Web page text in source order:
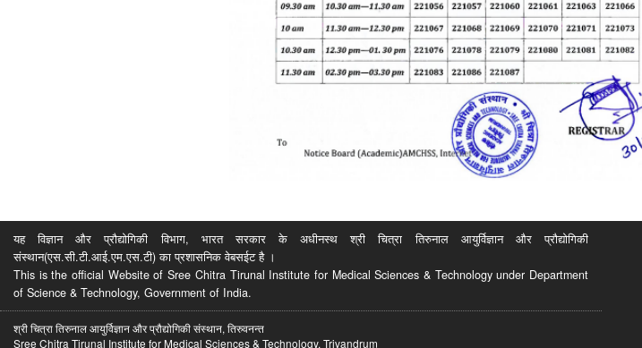
यह विज्ञान और प्रौद्योगिकी विभाग, भारत सरकार के अधीनस्थ श्री चित्रा तिरुनाल आयुर्विज्ञान और प्रौद्योगिकी
संस्थान(एस.सी.टी.आई.एम.एस.टी) का प्रशासनिक वेबसईट है ।
This is the official Website of Sree Chitra Tirunal Institute for Medical Sciences & Technology under Department
of Science & Technology, Government of India.
श्री चित्रा तिरुनाल आयुर्विज्ञान और प्रौद्योगिकी संस्थान, तिरुवनन्त
Sree Chitra Tirunal Institute for Medical Sciences & Technology, Trivandrum